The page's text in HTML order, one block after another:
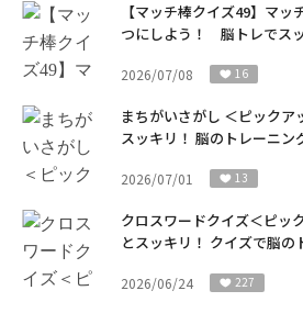
【マッチ棒クイズ49】マ
つにしよう！ 脳トレでス
2026/07/08 16
まちがいさがし ＜ピックア
スッキリ！ 脳のトレーニン
2026/07/01 13
クロスワードクイズ＜ピッ
とスッキリ！ クイズで脳の
2026/06/24 227